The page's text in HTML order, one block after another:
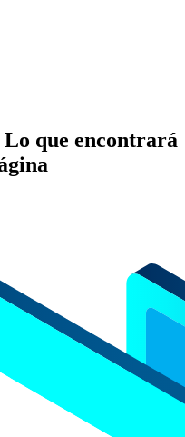
que encontrará